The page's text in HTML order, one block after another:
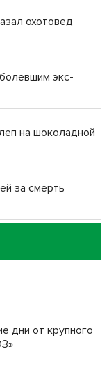
охотовед
экс-
на шоколадной
за смерть
смерть
дни от крупного